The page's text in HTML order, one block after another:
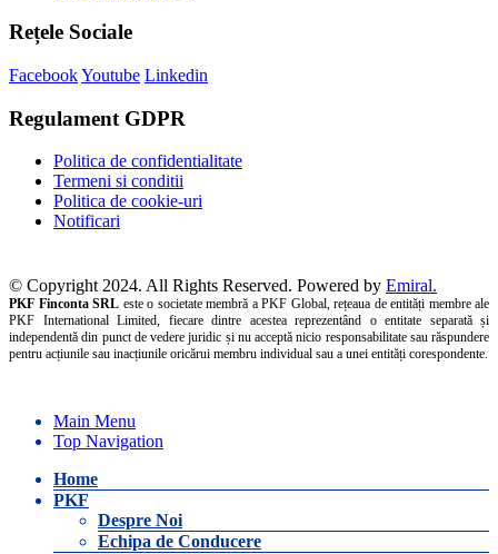
Rețele Sociale
FacebookYoutube Linkedin
Regulament GDPR
Politica de confidentialitate
Termeni si conditii
Politica de cookie-uri
Notificari
© Copyright 2024. All Rights Reserved. Powered by Emiral.
PKF Finconta SRL este o societate membră a PKF Global, rețeaua de entități membre ale
PKF International Limited, fiecare dintre acestea reprezentând o entitate separată și
independentă din punct de vedere juridic și nu acceptă nicio responsabilitate sau răspundere
pentru acțiunile sau inacțiunile oricărui membru individual sau a unei entități corespondente.
Main Menu
Top Navigation
Home
PKF
Despre Noi
Echipa de Conducere